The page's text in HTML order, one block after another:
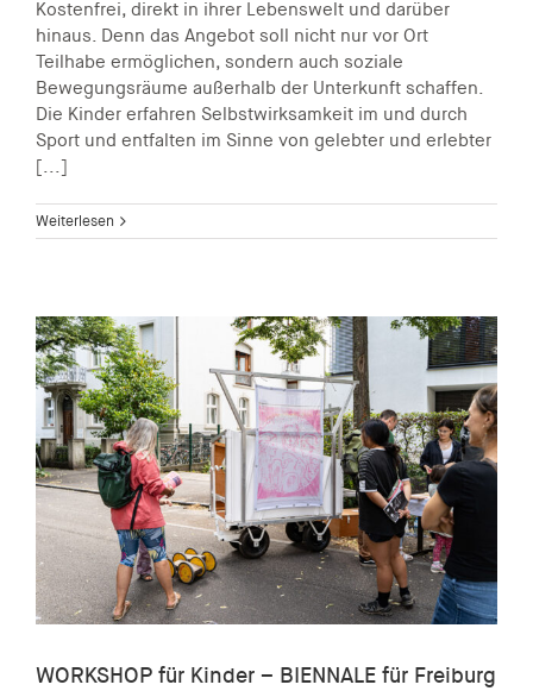
Kostenfrei, direkt in ihrer Lebenswelt und darüber
hinaus. Denn das Angebot soll nicht nur vor Ort
Teilhabe ermöglichen, sondern auch soziale
Bewegungsräume außerhalb der Unterkunft schaffen.
Die Kinder erfahren Selbstwirksamkeit im und durch
Sport und entfalten im Sinne von gelebter und erlebter
[...]
Weiterlesen
WORKSHOP für Kinder – BIENNALE für Freiburg